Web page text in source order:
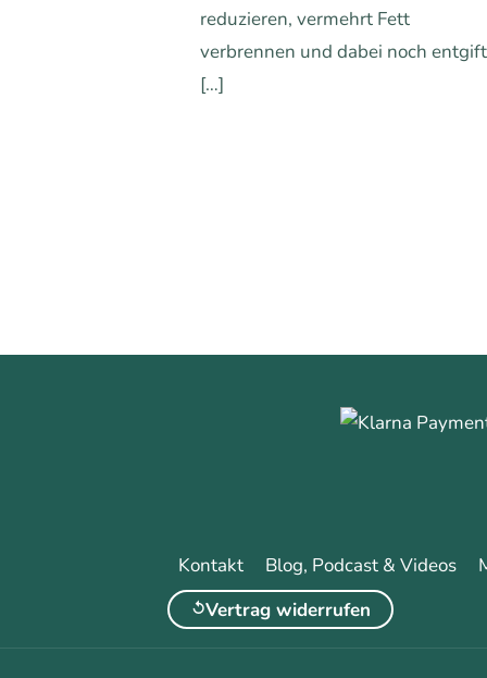
reduzieren, vermehrt Fett
verbrennen und dabei noch
[…]
Kontakt Blog, Podcast & Videos
Vertrag widerrufen